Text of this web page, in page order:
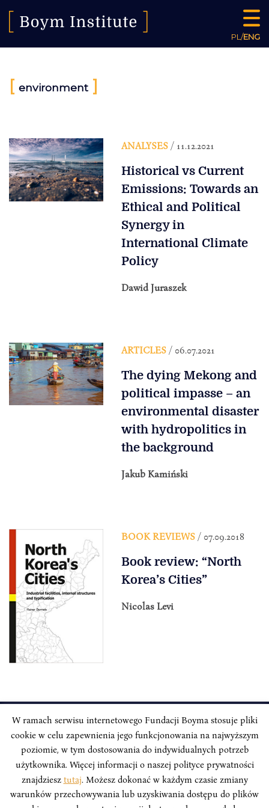
PL/ENG
[ environment ]
ANALYSES/ 11.12.2021
Historical vs Current
Emissions: Towards an
Ethical and Political
Synergy in
International Climate
Policy
Dawid Juraszek
ARTICLES/ 06.07.2021
The dying Mekong and
political impasse – an
environmental disaster
with hydropolitics in
the background
Jakub Kamiński
BOOK REVIEWS/ 07.09.2018
Book review: “North
Korea’s Cities”
Nicolas Levi
INSTYTUT BOYMA / Asian Century
Correspondence address: Freta 11/5, 00-227 Warsaw, Poland
Stay Connected, Visit our Social Media Pages:
W ramach serwisu internetowego Fundacji Boyma stosuje pliki
cookie w celu zapewnienia jego funkcjonowania na najwyższym
poziomie, w tym dostosowania do indywidualnych potrzeb
użytkownika. Więcej informacji o naszej polityce prywatności
znajdziesz tutaj. Możesz dokonać w każdym czasie zmiany
warunków przechowywania lub uzyskiwania dostępu do plików